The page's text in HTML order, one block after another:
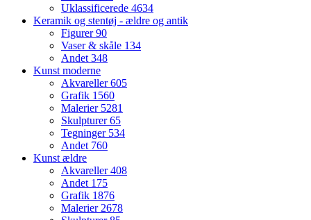
Uklassificerede 4634
Keramik og stentøj - ældre og antik
Figurer90
Vaser & skåle 134
Andet348
Kunst moderne
Akvareller605
Grafik 1560
Malerier 5281
Skulpturer65
Tegninger 534
Andet 760
Kunst ældre
Akvareller408
Andet 175
Grafik 1876
Malerier2678